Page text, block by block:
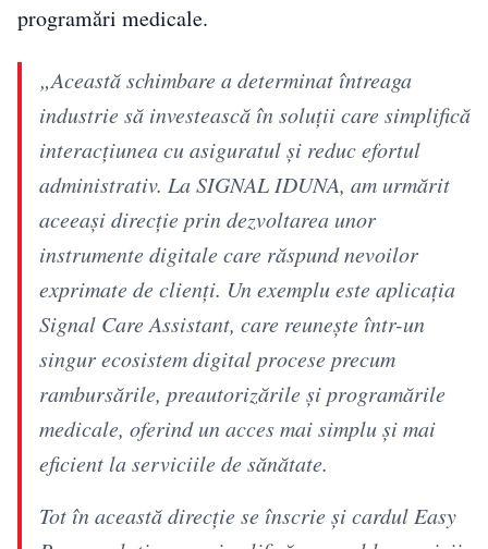
programări medicale.
„Această schimbare a determinat întreaga
industrie să investească în soluții care simplifică
interacțiunea cu asiguratul și reduc efortul
administrativ. La SIGNAL IDUNA, am urmărit
aceeași direcție prin dezvoltarea unor
instrumente digitale care răspund nevoilor
exprimate de clienți. Un exemplu este aplicația
Signal Care Assistant, care reunește într-un
singur ecosistem digital procese precum
rambursările, preautorizările și programările
medicale, oferind un acces mai simplu și mai
eficient la serviciile de sănătate.
Tot în această direcție se înscrie și cardul Easy